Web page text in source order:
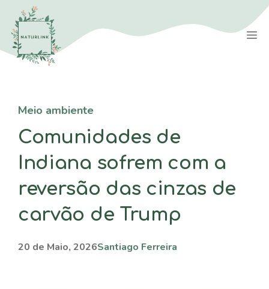
Saltar
para
conteúdo
Meio ambiente
Comunidades de
Indiana sofrem com a
reversão das cinzas de
carvão de Trump
20 de Maio, 2026Santiago Ferreira